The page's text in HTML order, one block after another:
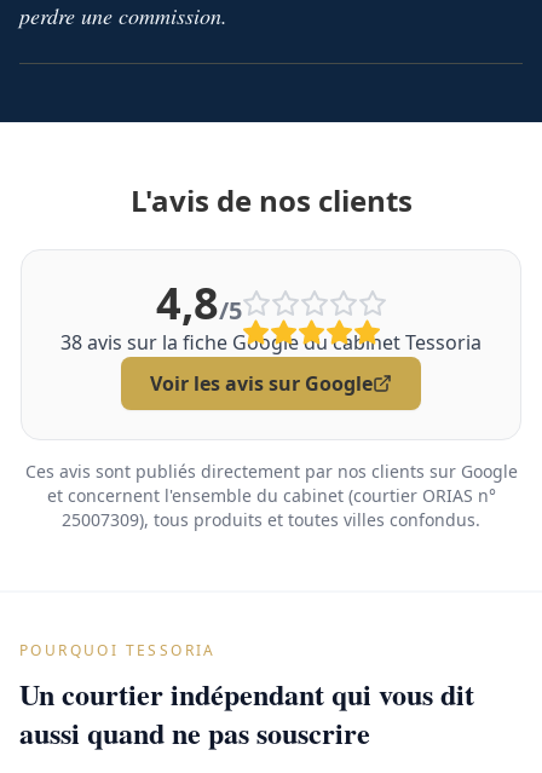
perdre une commission.
L'avis de nos clients
4,8/5
38avis sur la fiche Google du cabinet Tessoria
Voir les avis sur Google
Ces avis sont publiés directement par nos clients sur Google
et concernent l'ensemble du cabinet (courtier ORIAS n°
25007309), tous produits et toutes villes confondus.
POURQUOI TESSORIA
Un courtier indépendant qui vous dit
aussi quand ne pas souscrire